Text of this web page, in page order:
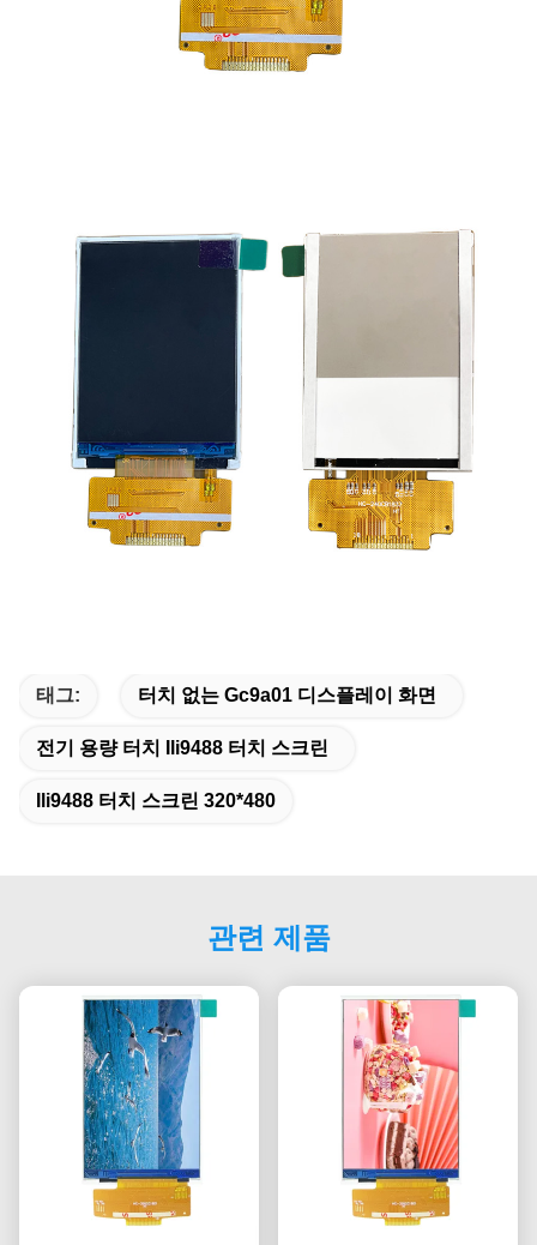
태그: 터치 없는 Gc9a01 디스플레이 화면
전기 용량 터치 Ili9488 터치 스크린
Ili9488 터치 스크린 320*480
관련 제품